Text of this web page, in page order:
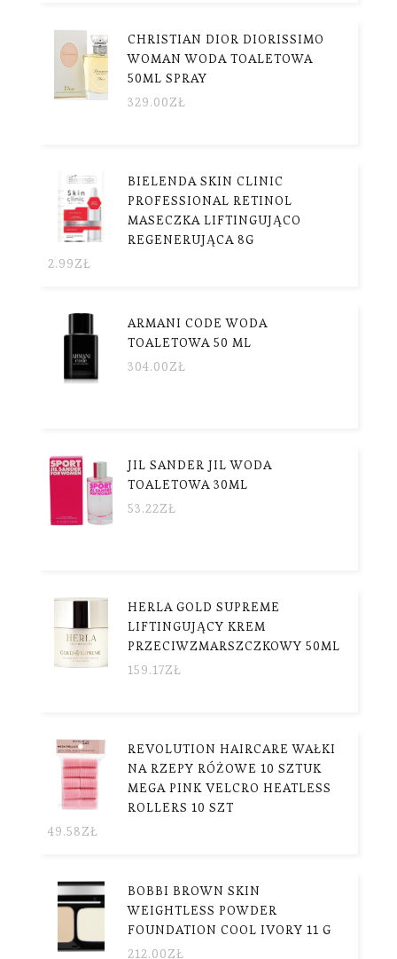
CHRISTIAN DIOR DIORISSIMO
WOMAN WODA TOALETOWA
50ML SPRAY
329.00ZŁ
BIELENDA SKIN CLINIC
PROFESSIONAL RETINOL
MASECZKA LIFTINGUJĄCO
REGENERUJĄCA 8G
2.99ZŁ
ARMANI CODE WODA
TOALETOWA 50 ML
304.00ZŁ
JIL SANDER JIL WODA
TOALETOWA 30ML
53.22ZŁ
HERLA GOLD SUPREME
LIFTINGUJĄCY KREM
PRZECIWZMARSZCZKOWY 50ML
159.17ZŁ
REVOLUTION HAIRCARE WAŁKI
NA RZEPY RÓŻOWE 10 SZTUK
MEGA PINK VELCRO HEATLESS
ROLLERS 10 SZT
49.58ZŁ
BOBBI BROWN SKIN
WEIGHTLESS POWDER
FOUNDATION COOL IVORY 11 G
212.00ZŁ